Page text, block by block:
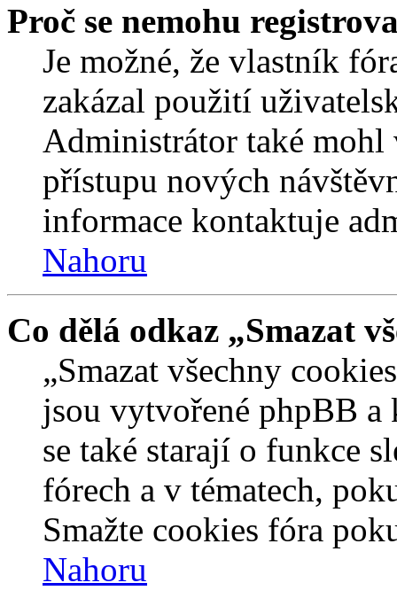
Proč se nemohu
Je možné, že vlastník
zakázal použití
Administrátor také mohl
přístupu nových
informace kontaktuje
Nahoru
Co dělá odkaz „Smazat
„Smazat všechny
jsou vytvořené phpBB a
se také starají o funkce
fórech a v tématech,
Smažte cookies fóra
Nahoru